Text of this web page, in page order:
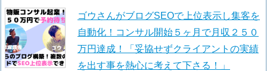
ゴウさんがブログSEOで上位表示し集客を
自動化！コンサル開始５ヶ月で月収２５０
万円達成！「妥協せずクライアントの実績
を出す事を熱心に考えて下さる！」